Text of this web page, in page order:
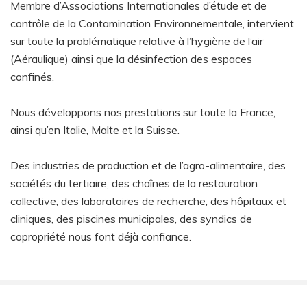
Membre d’Associations Internationales d’étude et de
contrôle de la Contamination Environnementale, intervient
sur toute la problématique relative à l’hygiène de l’air
(Aéraulique) ainsi que la désinfection des espaces
confinés.
Nous développons nos prestations sur toute la France,
ainsi qu’en Italie, Malte et la Suisse.
Des industries de production et de l’agro-alimentaire, des
sociétés du tertiaire, des chaînes de la restauration
collective, des laboratoires de recherche, des hôpitaux et
cliniques, des piscines municipales, des syndics de
copropriété nous font déjà confiance.